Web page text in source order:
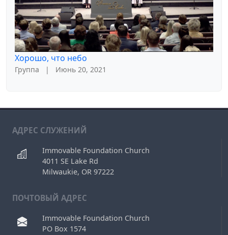
Хорошо, что небо
Группа | Июнь 20, 2021
АДРЕС СЛУЖЕНИЙ
Immovable Foundation Church
4011 SE Lake Rd
Milwaukie, OR 97222
ПОЧТОВЫЙ АДРЕС
Immovable Foundation Church
PO Box 1574